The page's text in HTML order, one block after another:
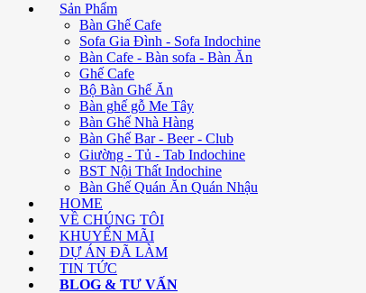
Sản Phẩm
Bàn Ghế Cafe
Sofa Gia Đình - Sofa Indochine
Bàn Cafe - Bàn sofa - Bàn Ăn
Ghế Cafe
Bộ Bàn Ghế Ăn
Bàn ghế gỗ Me Tây
Bàn Ghế Nhà Hàng
Bàn Ghế Bar - Beer - Club
Giường - Tủ - Tab Indochine
BST Nội Thất Indochine
Bàn Ghế Quán Ăn Quán Nhậu
HOME
VỀ CHÚNG TÔI
KHUYẾN MÃI
DỰ ÁN ĐÃ LÀM
TIN TỨC
BLOG & TƯ VẤN